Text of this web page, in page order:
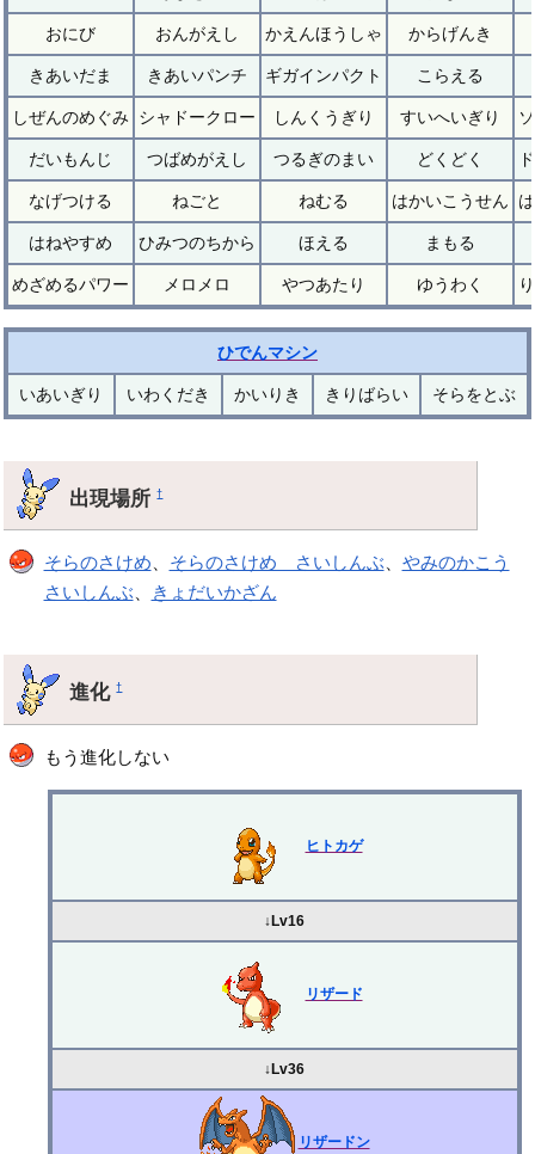
おにび おんがえし かえんほうしゃ からげんき
きあいだま きあいパンチ ギガインパクト こらえる
しぜんのめぐみ シャドークロー しんくうぎり すいへいぎり
だいもんじ つばめがえし つるぎのまい どくどく
なげつける ねごと ねむる はかいこうせん
はねやすめ ひみつのちから ほえる まもる
めざめるパワー メロメロ やつあたり ゆうわく
ひでんマシン
いあいぎり いわくだき かいりき きりばらい そらをとぶ
出現場所†
そらのさけめ そらのさけめ さいしんぶ
やみのかこう
さいしんぶ
きょだいかざん
進化†
もう進化しない
ヒトカゲ
↓Lv16
リザード
↓Lv36
リザードン